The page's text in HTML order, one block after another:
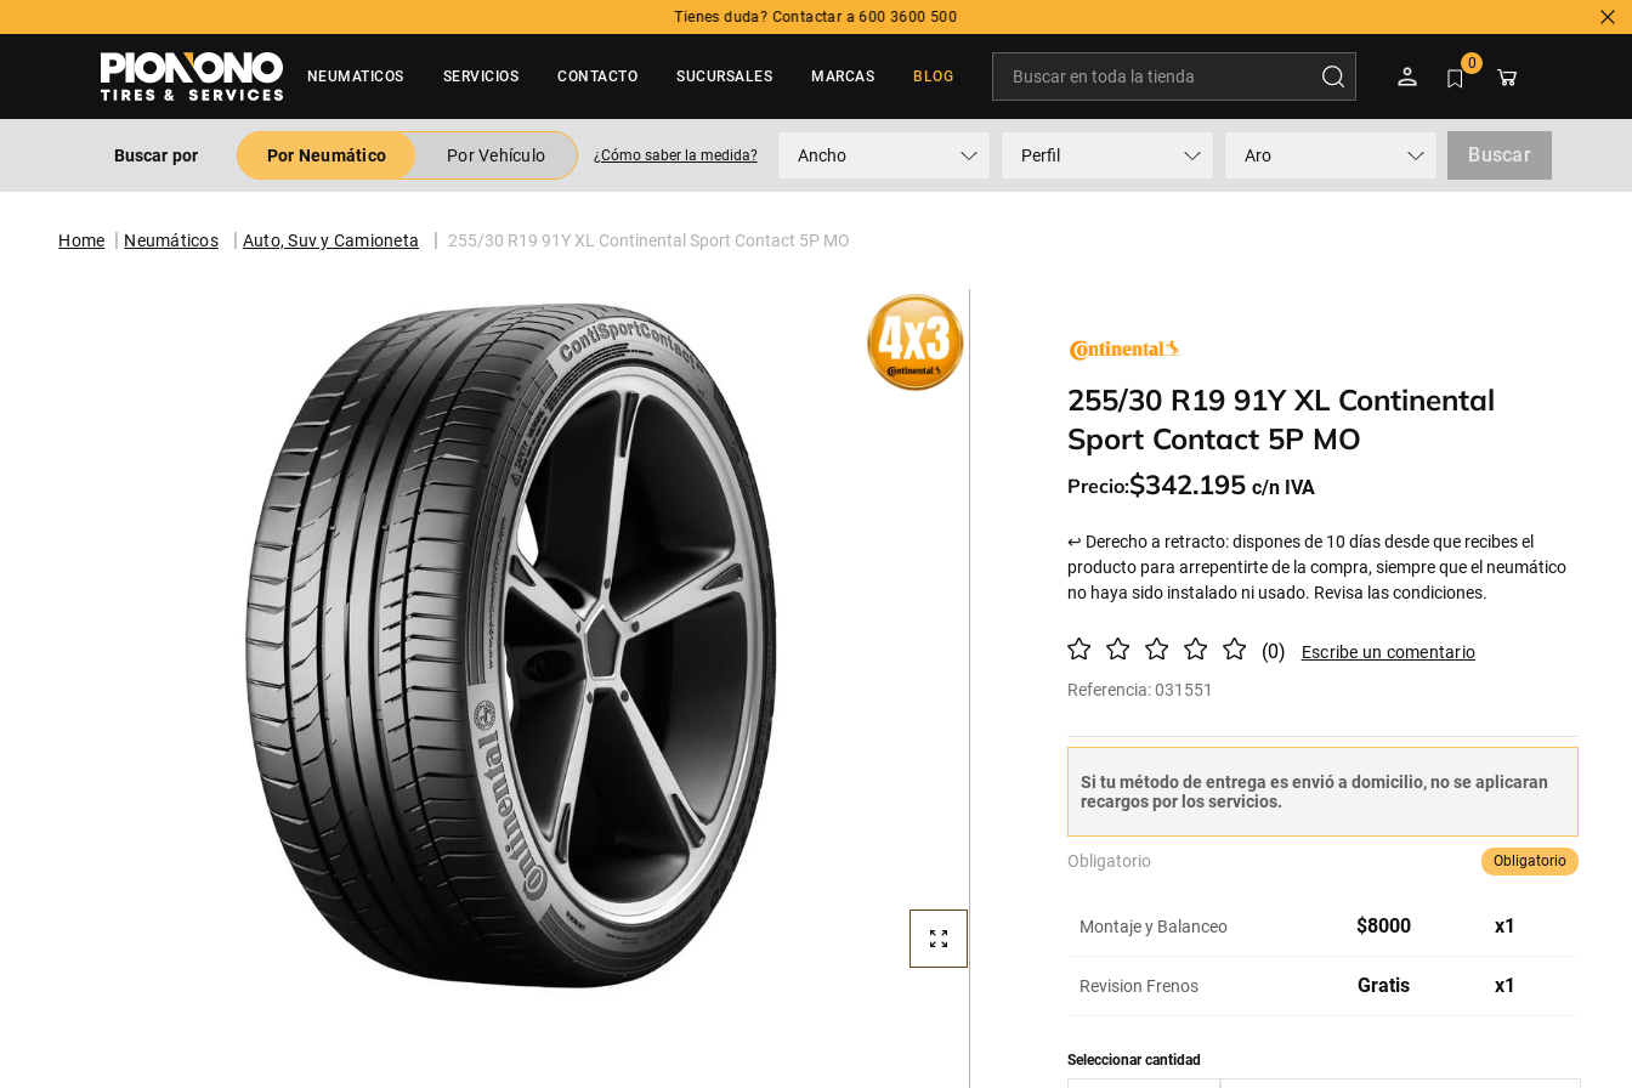
Tienes duda? Contactar a 600 3600 500
NEUMATICOS SERVICIOS CONTACTO SUCURSALES MARCAS BLOG
0
Buscar por Por Neumático Por Vehículo ¿Cómo saber la medida? Ancho Perfil Aro Buscar
Neumáticos Auto, Suv y Camioneta 255/30 R19 91Y XL Continental Sport Contact 5P MO
255/30 R19 91Y XL Continental
Sport Contact 5P MO
Precio:$342.195
↩ Derecho a retracto: dispones de 10 días desde que recibes el
producto para arrepentirte de la compra, siempre que el neumático
no haya sido instalado ni usado. Revisa las condiciones.
(0)
Referencia:031551
Si tu método de entrega es envió a domicilio, no se aplicaran
recargos por los servicios.
Obligatorio Obligatorio
Montaje y Balanceo $8000 x1
Revision Frenos Gratis x1
TÉRMINOS MÁS BUSCADOS
. neumatico
3 . 195
5. 245